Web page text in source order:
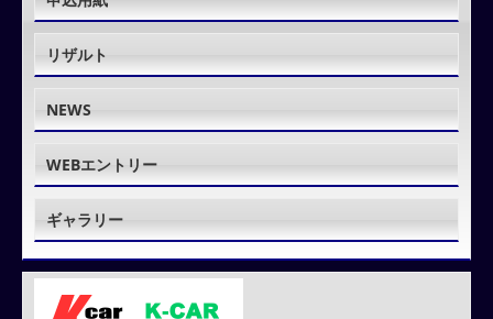
リザルト
NEWS
WEBエントリー
ギャラリー